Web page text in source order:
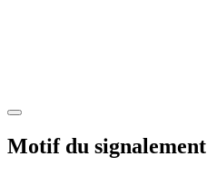
Motif du signalement